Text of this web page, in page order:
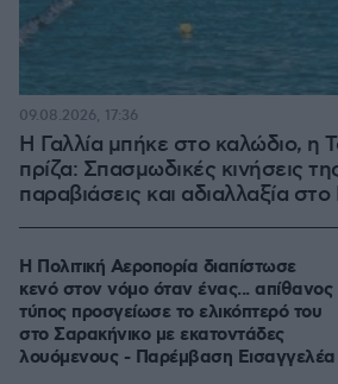
Η Γαλλία μπήκε στο καλώδιο, η
πρίζα: Σπασμωδικές κινήσεις
παραβιάσεις και αδιαλλαξία
09.08.2026, 17:36
Η Πολιτική Αεροπορία διαπίστωσε
κενό στον νόμο όταν ένας... απίθανος
τύπος προσγείωσε το ελικόπτερό του
στο Σαρακήνικο με εκατοντάδες
λουόμενους - Παρέμβαση Εισαγγελέα